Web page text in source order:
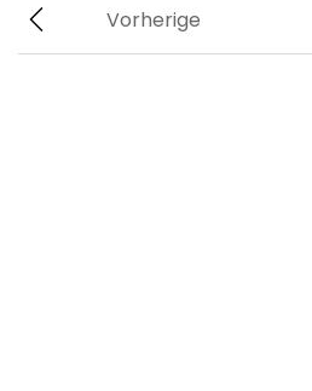
Vorherige